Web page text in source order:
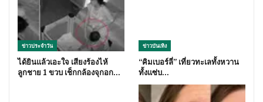
ข่าวประจำวัน
ได้ยินแล้วเอะใจ เสียงร้องไห้
ลูกชาย 1 ขวบ เช็กกล้องจุกอก…
ข่าวบันเทิง
“คิมเบอร์ลี่” เที่ยวทะเลทั้งหวาน
ทั้งแซ่บ…